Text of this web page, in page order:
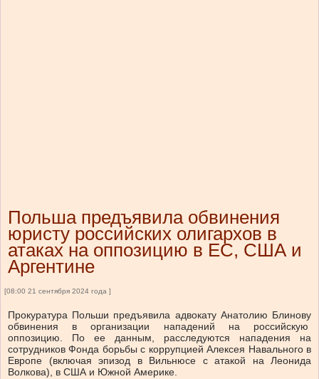
Польша предъявила обвинения
юристу российских олигархов в
атаках на оппозицию в ЕС, США и
Аргентине
[08:00 21 сентября 2024 года ]
Прокуратура Польши предъявила адвокату Анатолию Блинову
обвинения в организации нападений на российскую
оппозицию. По ее данным, расследуются нападения на
сотрудников Фонда борьбы с коррупцией Алексея Навального в
Европе (включая эпизод в Вильнюсе с атакой на Леонида
Волкова), в США и Южной Америке.